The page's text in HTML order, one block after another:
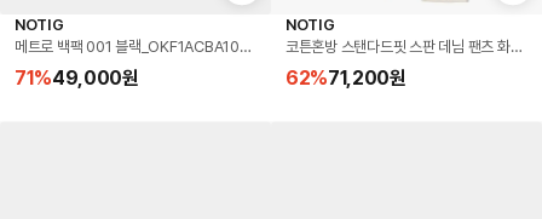
NOTIG
메트로 백팩 001 블랙_OKF1ACBA101K1
71 %49,000원
NOTIG
코튼혼방 스탠다드핏 스판 데님 팬츠 화이
62%71,200원